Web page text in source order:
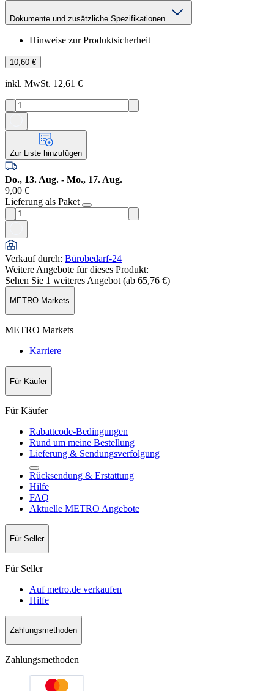
Dokumente und zusätzliche Spezifikationen
Hinweise zur Produktsicherheit
10,60 €
inkl. MwSt. 12,61 €
Zur Liste hinzufügen
Do., 13. Aug. - Mo., 17. Aug.
9,00 €
Lieferung als Paket
Verkauf durch: Bürobedarf-24
Weitere Angebote für dieses Produkt:
Sehen Sie 1 weiteres Angebot (ab 65,76 €)
METRO Markets
METRO Markets
Karriere
Für Käufer
Für Käufer
Rabattcode-Bedingungen
Rund um meine Bestellung
Lieferung & Sendungsverfolgung
Rücksendung & Erstattung
Hilfe
FAQ
Aktuelle METRO Angebote
Für Seller
Für Seller
Auf metro.de verkaufen
Hilfe
Zahlungsmethoden
Zahlungsmethoden